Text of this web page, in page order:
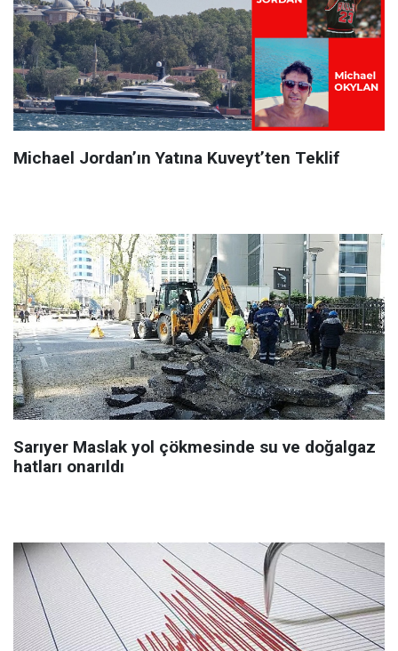
Michael Jordan’ın Yatına Kuveyt’ten Teklif
Sarıyer Maslak yol çökmesinde su ve doğalgaz
hatları onarıldı